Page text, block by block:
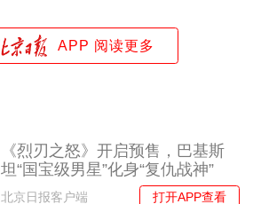
APP 阅读更多
《烈刃之怒》开启预售，巴基斯
坦“国宝级男星”化身“复仇战神”
北京日报客户端 打开APP查看